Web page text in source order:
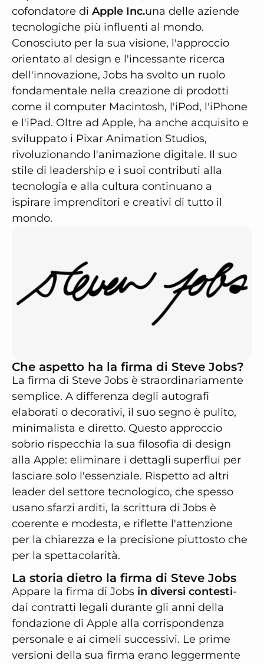
cofondatore di Apple Inc.una delle aziende
tecnologiche più influenti al mondo.
Conosciuto per la sua visione, l'approccio
orientato al design e l'incessante ricerca
dell'innovazione, Jobs ha svolto un ruolo
fondamentale nella creazione di prodotti
come il computer Macintosh, l'iPod, l'iPhone
e l'iPad. Oltre ad Apple, ha anche acquisito e
sviluppato i Pixar Animation Studios,
rivoluzionando l'animazione digitale. Il suo
stile di leadership e i suoi contributi alla
tecnologia e alla cultura continuano a
ispirare imprenditori e creativi di tutto il
mondo.
Che aspetto ha la firma di Steve Jobs?
La firma di Steve Jobs è straordinariamente
semplice. A differenza degli autografi
elaborati o decorativi, il suo segno è pulito,
minimalista e diretto. Questo approccio
sobrio rispecchia la sua filosofia di design
alla Apple: eliminare i dettagli superflui per
lasciare solo l'essenziale. Rispetto ad altri
leader del settore tecnologico, che spesso
usano sfarzi arditi, la scrittura di Jobs è
coerente e modesta, e riflette l'attenzione
per la chiarezza e la precisione piuttosto che
per la spettacolarità.
La storia dietro la firma di Steve Jobs
Appare la firma di Jobs in diversi contesti-
dai contratti legali durante gli anni della
fondazione di Apple alla corrispondenza
personale e ai cimeli successivi. Le prime
versioni della sua firma erano leggermente